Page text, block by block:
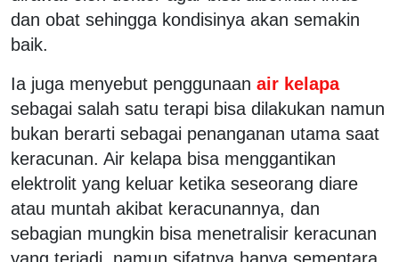
dan obat sehingga kondisinya akan semakin
baik.
Ia juga menyebut penggunaan air kelapa
sebagai salah satu terapi bisa dilakukan namun
bukan berarti sebagai penanganan utama saat
keracunan. Air kelapa bisa menggantikan
elektrolit yang keluar ketika seseorang diare
atau muntah akibat keracunannya, dan
sebagian mungkin bisa menetralisir keracunan